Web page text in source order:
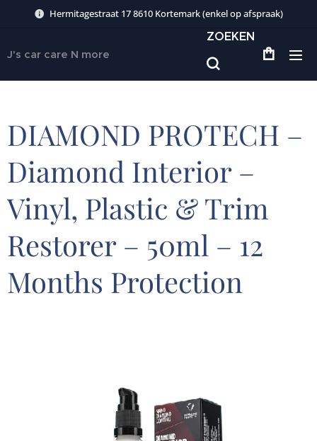
Hermitagestraat 17 8610 Kortemark (enkel op afspraak)
J's car care N more
ZOEKEN
DIAMOND PROTECH –
Diamond Interior –
Vinyl, Plastic & Trim
Restorer – 50ml – 12
Months Protection